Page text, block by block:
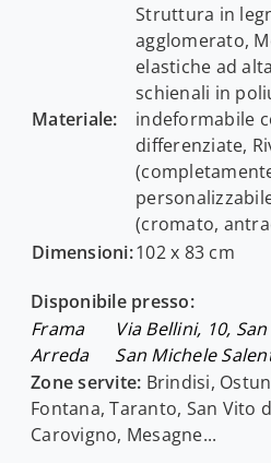
Materiale:
Struttura in
agglomerato,
elastiche ad
schienali in
indeformabile
differenziate,
(cromato,
Dimensioni:102 x 83 cm
Disponibile presso:
Frama
Arreda
Via Bellini, 10,
San Michele
Zone servite: Brindisi,
Fontana, Taranto, San Vito
Carovigno, Mesagne...